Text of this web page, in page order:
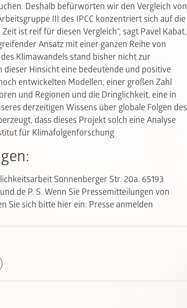
Deshalb befürworten wir den Vergleich von
III des IPCC konzentriert sich auf die
ist reif für diesen Vergleich“, sagt Pavel Kabat,
Ansatz mit einer ganzen Reihe von
Klimawandels stand bisher nicht zur
dieser Hinsicht eine bedeutende und positive
entwickelten Modellen, einer großen Zahl
und Regionen und die Dringlichkeit, eine in
derzeitigen Wissens über globale Folgen des
dass dieses Projekt solch eine Analyse
für Klimafolgenforschung
Sonnenberger Str. 20a. 65193
P. S. Wenn Sie Pressemitteilungen von
Sie sich bitte hier ein: Presse anmelden